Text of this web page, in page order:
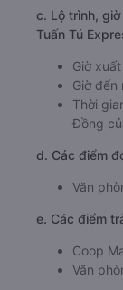
c. Lộ trình,
Tuấn Tú
Giờ
Giờ đến
Thời
Đồng
d. Các điểm
Văn
e. Các điểm
Coop
Văn